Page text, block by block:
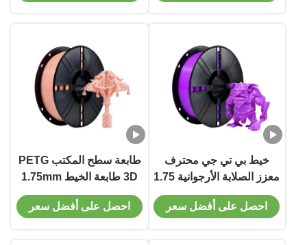
خيط بي تي جي محترف
معزز الصلابة الأرجوانية 1.75
ملم خيط 3D بي تي جي
احصل على أفضل سعر
طابعة سطح المكتب PETG
3D طابعة الخيط 1.75mm
18 ألوان اللون الوردي صلابة
محسنة
احصل على أفضل سعر